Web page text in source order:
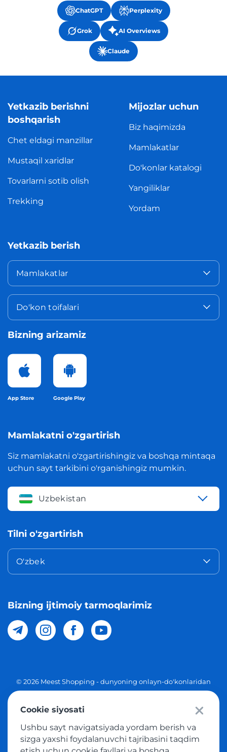
ChatGPT Perplexity
Grok AI Overviews
Claude
Yetkazib berishni
boshqarish
Chet eldagi manzillar
Mustaqil xaridlar
Tovarlarni sotib olish
Trekking
Mijozlar uchun
Biz haqimizda
Mamlakatlar
Do'konlar katalogi
Yangiliklar
Yordam
Yetkazib berish
Mamlakatlar
Do'kon toifalari
Bizning arizamiz
App Store Google Play
Mamlakatni o'zgartirish
Siz mamlakatni o'zgartirishingiz va boshqa mintaqa
uchun sayt tarkibini o'rganishingiz mumkin.
Uzbekistan
Tilni o'zgartirish
O'zbek
Bizning ijtimoiy tarmoqlarimiz
© 2026 Meest Shopping - dunyoning onlayn-do'konlaridan
Ommaviy taklif
Tovar sotib olish xizmatidan foydalanish shartlari
Cookie siyosati
Ushbu sayt navigatsiyada yordam berish va
sizga yaxshi foydalanuvchi tajribasini taqdim